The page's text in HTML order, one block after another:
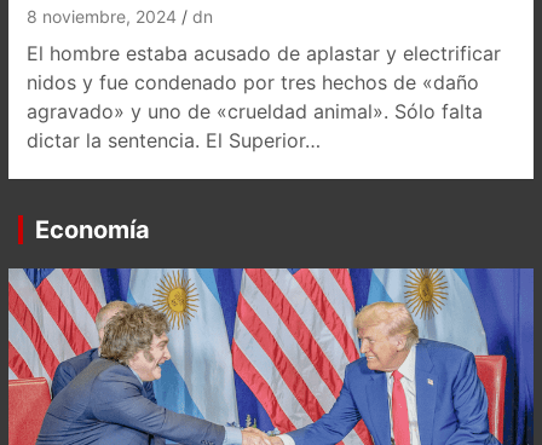
8 noviembre, 2024 dn
El hombre estaba acusado de aplastar y electrificar
nidos y fue condenado por tres hechos de «daño
agravado» y uno de «crueldad animal». Sólo falta
dictar la sentencia. El Superior…
Economía